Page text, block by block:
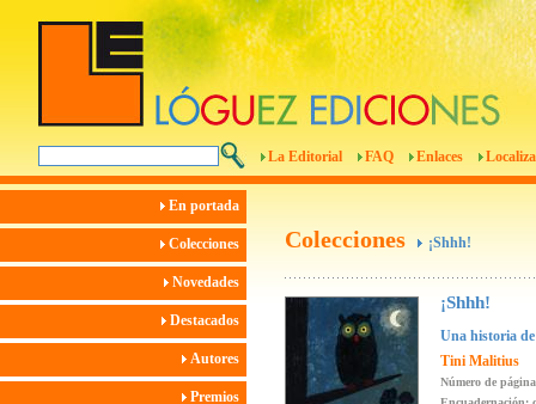
La Editorial FAQ Enlaces
En portada
Colecciones
Novedades
Destacados
Autores
Premios
Colecciones ¡Shhh!
¡Shhh!
Una historia
Tini Malitius
Número de